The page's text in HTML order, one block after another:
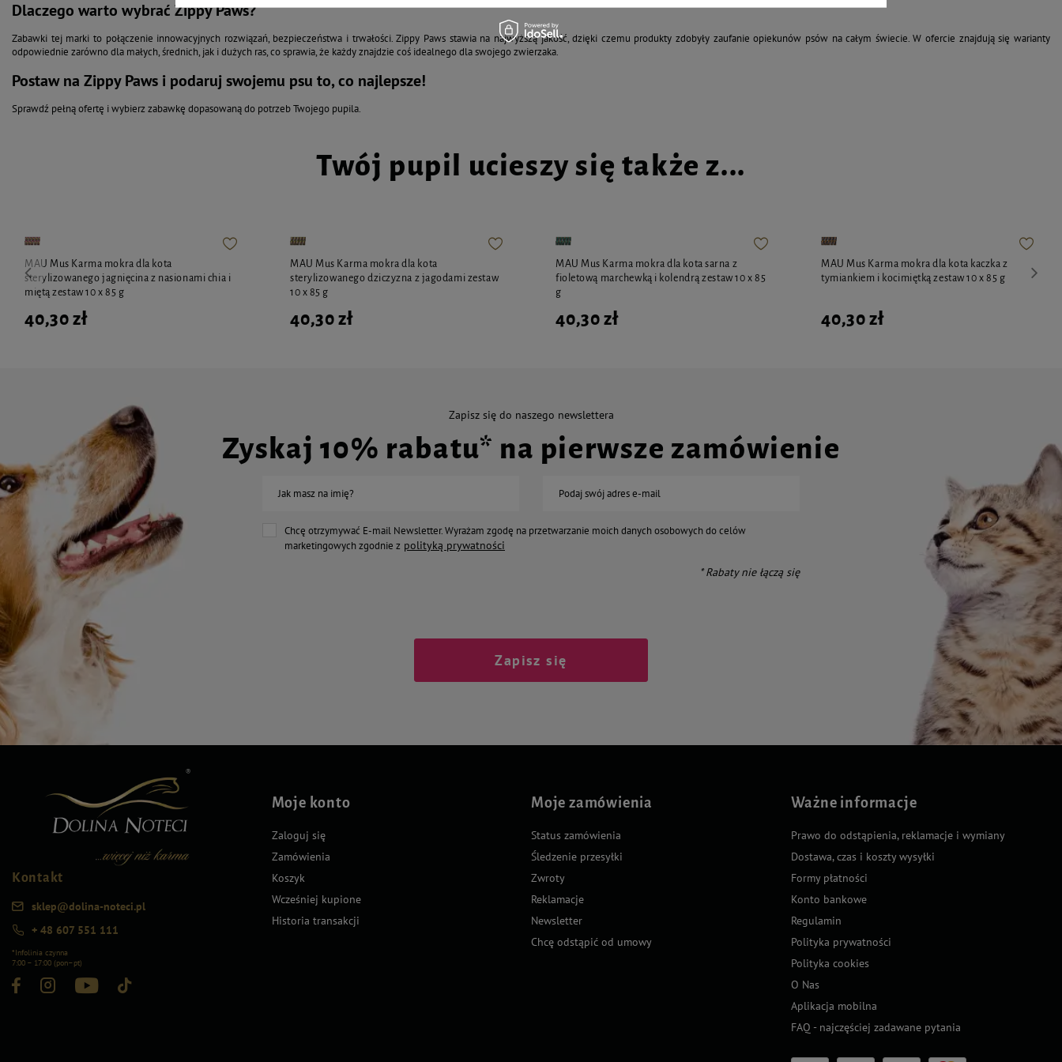
Dlaczego warto wybrać Zippy Paws?
Zabawki tej marki to połączenie innowacyjnych rozwiązań, bezpieczeństwa i trwałości. Zippy Paws stawia na najwyższą jakość, dzięki czemu produkty zdobyły zaufanie opiekunów psów na całym świecie. W ofercie znajdują się warianty
odpowiednie zarówno dla małych, średnich, jak i dużych ras, co sprawia, że każdy znajdzie coś idealnego dla swojego zwierzaka.
Postaw na Zippy Paws i podaruj swojemu psu to, co najlepsze!
Sprawdź pełną ofertę i wybierz zabawkę dopasowaną do potrzeb Twojego pupila.
Twój pupil ucieszy się także z...
MAU Mus Karma mokra dla kota
sterylizowanego jagnięcina z nasionami chia i
miętą zestaw 10 x 85 g
40,30 zł
MAU Mus Karma mokra dla kota
sterylizowanego dziczyzna z jagodami zestaw
10 x 85 g
40,30 zł
MAU Mus Karma mokra dla kota sarna z
fioletową marchewką i kolendrą zestaw 10 x 85
g
40,30 zł
MAU Mus Karma mokra dla kota kaczka z
tymiankiem i kocimiętką zestaw 10 x 85 g
40,30 zł
Zapisz się do naszego newslettera
Zyskaj 10% rabatu* na pierwsze zamówienie
Jak masz na imię? Podaj swój adres e-mail
Chcę otrzymywać E-mail Newsletter. Wyrażam zgodę na przetwarzanie moich danych osobowych do celów
marketingowych zgodnie z polityką prywatności
* Rabaty nie łączą się
Zapisz się
Kontakt
sklep@dolina-noteci.pl
+ 48 607 551 111
*Infolinia czynna
7:00 – 17:00 (pon–pt)
Moje konto
Zaloguj się
Zamówienia
Koszyk
Wcześniej kupione
Historia transakcji
Moje zamówienia
Status zamówienia
Śledzenie przesyłki
Zwroty
Reklamacje
Newsletter
Chcę odstąpić od umowy
Ważne informacje
Prawo do odstąpienia, reklamacje i wymiany
Dostawa, czas i koszty wysyłki
Formy płatności
Konto bankowe
Regulamin
Polityka prywatności
Polityka cookies
O Nas
Aplikacja mobilna
FAQ - najczęściej zadawane pytania